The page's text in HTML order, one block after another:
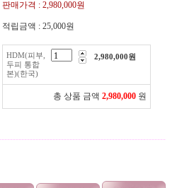
판매가격 : 2,980,000원
적립금액 : 25,000원
HDM(피부,
두피 통합
본)(한국)
2,980,000원
총 상품 금액 2,980,000 원